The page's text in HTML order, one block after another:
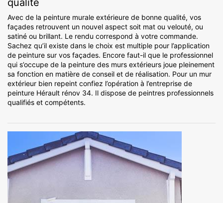
qualité
Avec de la peinture murale extérieure de bonne qualité, vos
façades retrouvent un nouvel aspect soit mat ou velouté, ou
satiné ou brillant. Le rendu correspond à votre commande.
Sachez qu’il existe dans le choix est multiple pour l’application
de peinture sur vos façades. Encore faut-il que le professionnel
qui s’occupe de la peinture des murs extérieurs joue pleinement
sa fonction en matière de conseil et de réalisation. Pour un mur
extérieur bien repeint confiez l’opération à l’entreprise de
peinture Hérault rénov 34. Il dispose de peintres professionnels
qualifiés et compétents.